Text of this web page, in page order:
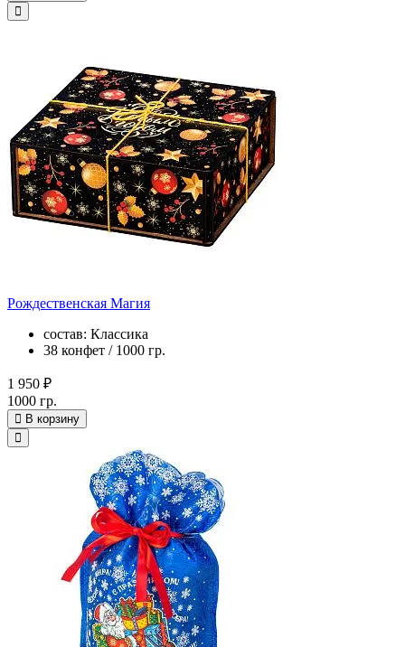
Рождественская Магия
состав: Классика
38 конфет / 1000 гр.
1 950 ₽
1000 гр.
В корзину